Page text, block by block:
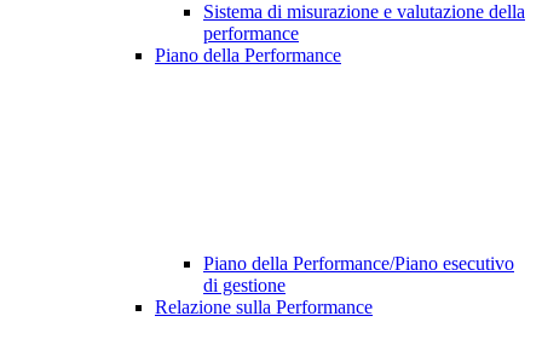
Sistema di misurazione e valutazione della
performance
Piano della Performance
Piano della Performance/Piano esecutivo
di gestione
Relazione sulla Performance